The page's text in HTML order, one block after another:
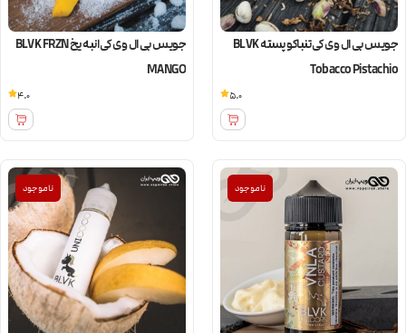
جویس بی ال وی کی تنباکو پسته BLVK
Tobacco Pistachio
5.0
جویس بی ال وی کی انبه یخ BLVK FRZN
MANGO
4.0
ناموجود ناموجود